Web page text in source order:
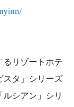
リゾートホテ
スタ」シリーズ
シアン」シリ